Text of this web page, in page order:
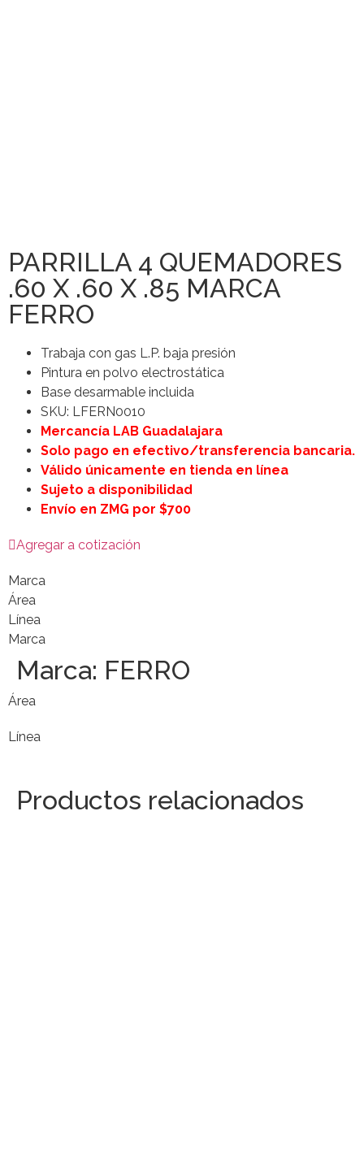
PARRILLA 4 QUEMADORES
.60 X .60 X .85 MARCA
FERRO
Trabaja con gas L.P. baja presión
Pintura en polvo electrostática
Base desarmable incluida
SKU: LFERN0010
Mercancía LAB Guadalajara
Solo pago en efectivo/transferencia bancaria.
Válido únicamente en tienda en línea
Sujeto a disponibilidad
Envío en ZMG por $700
Agregar a cotización
Marca
Área
Línea
Marca
Marca: FERRO
Área
Línea
Productos relacionados